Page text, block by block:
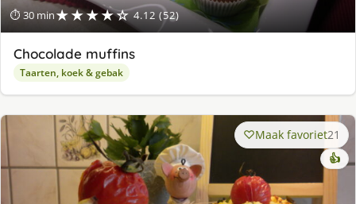
⏱ 30 min★★★★☆ 4.12 (52)
Chocolade muffins
Taarten, koek & gebak
Maak favoriet21
👍